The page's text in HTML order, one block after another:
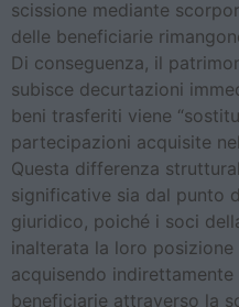
scissione mediante
delle beneficiarie
Di conseguenza, il
subisce decurtazioni
beni trasferiti viene
partecipazioni acquisite
Questa differenza
significative sia dal punto
giuridico, poiché i soci
inalterata la loro
acquisendo
beneficiarie attraverso la